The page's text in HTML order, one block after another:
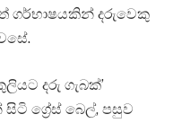
ගර්භාෂයකින් දරුවෙකු
දරු ගැබක්’
සිටි ග්‍රේස් බෙල්, පසුව